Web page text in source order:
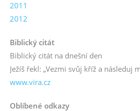
2011
2012
Biblický citát
Biblický citát na dnešní den
Ježíš řekl: „Vezmi svůj kříž a následuj
www.vira.cz
Oblíbené odkazy